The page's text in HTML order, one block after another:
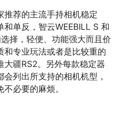
推荐的主流手持相机稳定
和单反，智云WEEBILL S 和
择，轻便、功能强大而且价
和专业玩法或者是比较重的
大疆RS2。另外每款稳定器
列出所支持的相机机型，
必要的麻烦。